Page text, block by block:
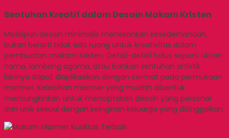
Sentuhan Kreatif dalam Desain Makam Kristen
Meskipun desain minimalis menekankan kesederhanaan,
bukan berarti tidak ada ruang untuk kreativitas dalam
pembuatan makam Kristen. Detail-detail halus seperti ukiran
nama, lambang agama, atau bahkan sentuhan artistik
lainnya dapat diaplikasikan dengan cermat pada permukaan
marmer. Kelebihan marmer yang mudah dibentuk
memungkinkan untuk menciptakan desain yang personal
dan unik sesuai dengan keinginan keluarga yang ditinggalkan.